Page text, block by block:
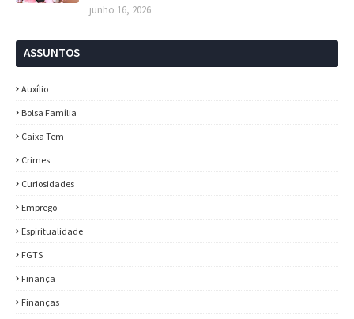
junho 16, 2026
ASSUNTOS
Auxílio
Bolsa Família
Caixa Tem
Crimes
Curiosidades
Emprego
Espiritualidade
FGTS
Finança
Finanças